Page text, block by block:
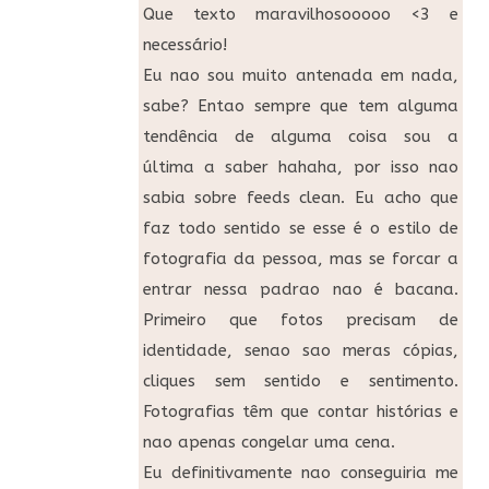
Que texto maravilhosooooo <3 e
necessário!
Eu nao sou muito antenada em nada,
sabe? Entao sempre que tem alguma
tendência de alguma coisa sou a
última a saber hahaha, por isso nao
sabia sobre feeds clean. Eu acho que
faz todo sentido se esse é o estilo de
fotografia da pessoa, mas se forcar a
entrar nessa padrao nao é bacana.
Primeiro que fotos precisam de
identidade, senao sao meras cópias,
cliques sem sentido e sentimento.
Fotografias têm que contar histórias e
nao apenas congelar uma cena.
Eu definitivamente nao conseguiria me